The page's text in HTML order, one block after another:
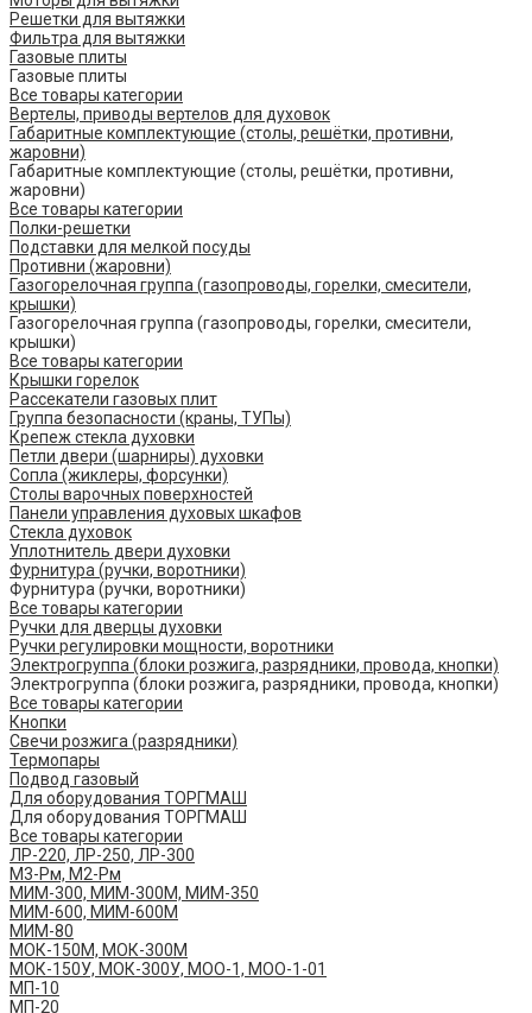
Решетки для вытяжки
Фильтра для вытяжки
Газовые плиты
Газовые плиты
Все товары категории
Вертелы, приводы вертелов для духовок
Габаритные комплектующие (столы, решётки, противни,
жаровни)
Габаритные комплектующие (столы, решётки, противни,
жаровни)
Все товары категории
Полки-решетки
Подставки для мелкой посуды
Противни (жаровни)
Газогорелочная группа (газопроводы, горелки, смесители,
крышки)
Газогорелочная группа (газопроводы, горелки, смесители,
крышки)
Все товары категории
Крышки горелок
Рассекатели газовых плит
Группа безопасности (краны, ТУПы)
Крепеж стекла духовки
Петли двери (шарниры) духовки
Сопла (жиклеры, форсунки)
Столы варочных поверхностей
Панели управления духовых шкафов
Стекла духовок
Уплотнитель двери духовки
Фурнитура (ручки, воротники)
Фурнитура (ручки, воротники)
Все товары категории
Ручки для дверцы духовки
Ручки регулировки мощности, воротники
Электрогруппа (блоки розжига, разрядники, провода, кнопки)
Электрогруппа (блоки розжига, разрядники, провода, кнопки)
Все товары категории
Кнопки
Свечи розжига (разрядники)
Термопары
Подвод газовый
Для оборудования ТОРГМАШ
Для оборудования ТОРГМАШ
Все товары категории
ЛР-220, ЛР-250, ЛР-300
М3-Рм, М2-Рм
МИМ-300, МИМ-300М, МИМ-350
МИМ-600, МИМ-600М
МИМ-80
МОК-150М, МОК-300М
МОК-150У, МОК-300У, МОО-1, МОО-1-01
МП-10
МП-20